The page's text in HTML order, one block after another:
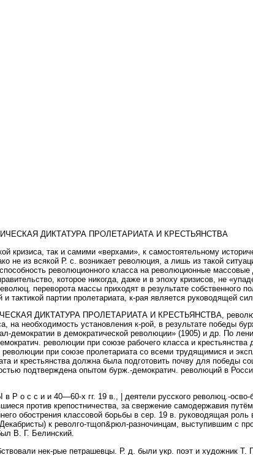
ДИКТАТУРА ПРОЛЕТАРИАТА И КРЕСТЬЯНСТВА
кризиса, так и самими «верхами», к самостоятельному
не из всякой Р. с. возникает революция, а лишь из такой
революционного класса на революционные
которое никогда, даже и в эпоху кризисов, не
переворота массы приходят в результате собственного
и тактикой партии пролетариата, к-рая является руководящей
ДИКТАТУРА ПРОЛЕТАРИАТА И КРЕСТЬЯНСТВА,
на необходимость установления к-рой, в результате победы
демократии в демократической революции» (1905) и др. По
революции при союзе рабочего класса и
революции при союзе пролетариата со всеми трудящимися и
и крестьянства должна была подготовить почву для победы
подтверждена опытом бурж.-демократич. революций в
с и и 40—60-х гг. 19 в., | деятели русского революц.-осво-
против крепостничества, за свержение самодержавия
обострения классовой борьбы в сер. 19 в. руководящая
к револго-тщоп&рюл-разночинцам, выступившим с
В. Г. Белинский.
нек-рые петрашевцы. Р. д. были укр. поэт и художник